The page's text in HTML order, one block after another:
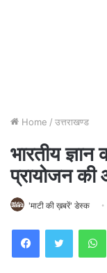
Home / उत्तराखण्ड
भारतीय ज्ञान
प्रायोजन
'माटी की ख़बरें' डेस्क